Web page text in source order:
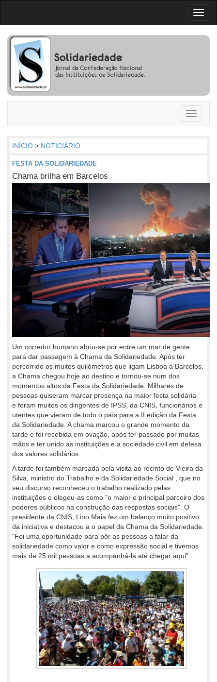
Toggle
INÍCIO > NOTICIÁRIO
FESTA DA SOLIDARIEDADE
Chama brilha em Barcelos
Um corredor humano abriu-se por entre um mar de gente
para dar passagem à Chama da Solidariedade. Após ter
percorrido os muitos quilómetros que ligam Lisboa a Barcelos,
a Chama chegou hoje ao destino e tornou-se num dos
momentos altos da Festa da Solidariedade. Milhares de
pessoas quiseram marcar presença na maior festa solidária
e foram muitos os dirigentes de IPSS, da CNIS, funcionários e
utentes que vieram de todo o país para a II edição da Festa
da Solidariedade. A chama marcou o grande momento da
tarde e foi recebida em ovação, após ter passado por muitas
mãos e ter unido as instituições e a sociedade civil em defesa
dos valores solidários.
A tarde foi também marcada pela visita ao recinto de Vieira da
Silva, ministro do Trabalho e da Solidariedade Social , que no
seu discurso reconheceu o trabalho realizado pelas
instituições e elegeu-as como "o maior e principal parceiro dos
poderes públicos na construção das respostas sociais". O
presidente da CNIS, Lino Maia fez um balanço muito positivo
da iniciativa e destacou a o papel da Chama da Solidariedade.
"Foi uma oportunidade para pôr as pessoas a falar da
solidariedade como valor e como expressão social e tivemos
mais de 25 mil pessoas a acompanhá-la até chegar aqui".